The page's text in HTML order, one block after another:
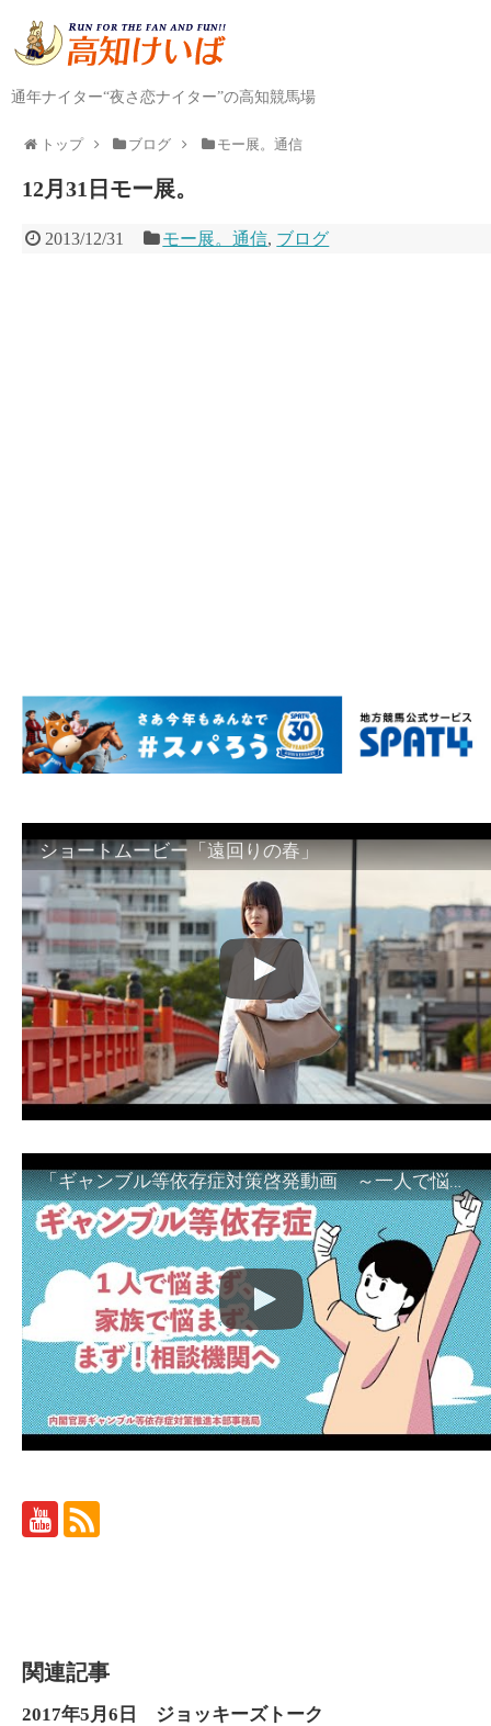
通年ナイター“夜さ恋ナイター”の高知競馬場
トップ ブログ モー展。通信
12月31日モー展。
2013/12/31 モー展。通信, ブログ
ショートムービー「遠回りの春」
「ギャンブル等依存症対策啓発動画 ～一人で悩まず、家族で悩まず、まず！相談機関へ～」
関連記事
2017年5月6日 ジョッキーズトーク